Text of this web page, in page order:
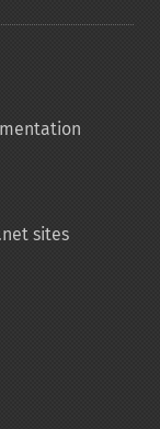
sites